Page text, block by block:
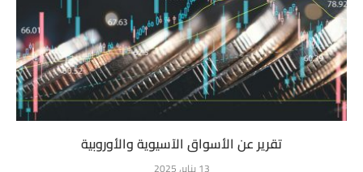
تقرير عن الأسواق الآسيوية والأوروبية
13 يناير، 2025